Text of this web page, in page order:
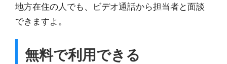
地方在住の人でも、ビデオ通話から担当者と面談
できますよ。
無料で利用できる